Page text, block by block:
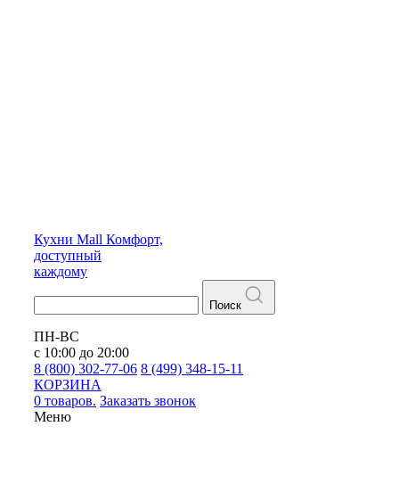
Кухни Mall Комфорт,
доступный
каждому
Поиск
ПН-ВС
с 10:00 до 20:00
8 (800) 302-77-06 8 (499) 348-15-11
КОРЗИНА
0 товаров. Заказать звонок
Меню